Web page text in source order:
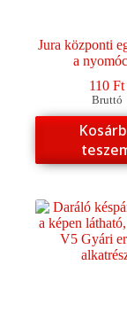
Jura központi
a
110Ft
Bruttó